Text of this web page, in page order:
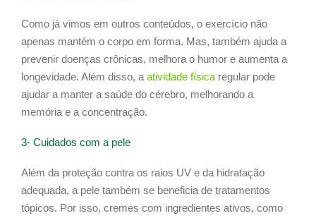
Como já vimos em outros conteúdos, o exercício não
apenas mantém o corpo em forma. Mas, também ajuda a
prevenir doenças crônicas, melhora o humor e aumenta a
longevidade. Além disso, a atividade física regular pode
ajudar a manter a saúde do cérebro, melhorando a
memória e a concentração.
3- Cuidados com a pele
Além da proteção contra os raios UV e da hidratação
adequada, a pele também se beneficia de tratamentos
tópicos. Por isso, cremes com ingredientes ativos, como